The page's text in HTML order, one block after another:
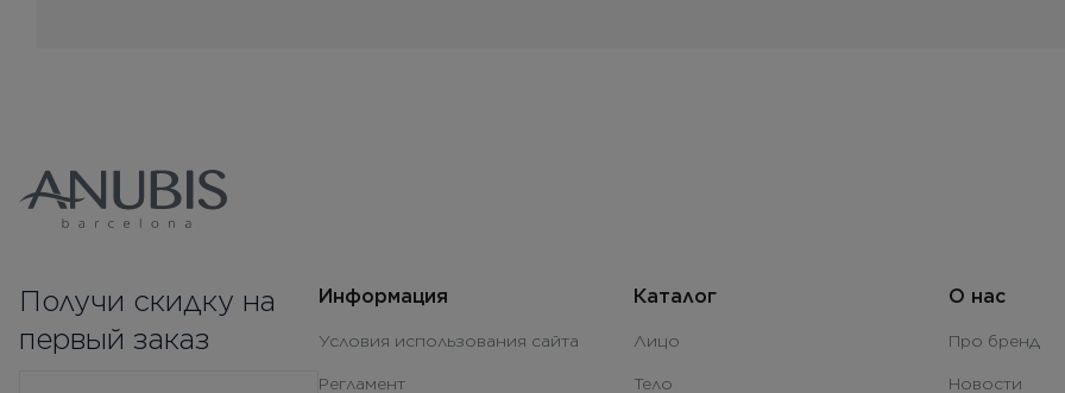
Получи скидку на
первый заказ
Информация
Условия использования сайта
Регламент
Каталог
Лицо
Тело
О нас
Про бренд
Новости